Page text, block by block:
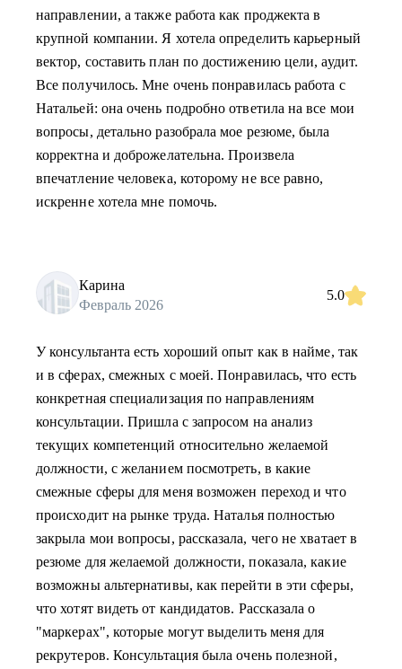
направлении, а также работа как проджекта в
крупной компании. Я хотела определить карьерный
вектор, составить план по достижению цели, аудит.
Все получилось. Мне очень понравилась работа с
Натальей: она очень подробно ответила на все мои
вопросы, детально разобрала мое резюме, была
корректна и доброжелательна. Произвела
впечатление человека, которому не все равно,
искренне хотела мне помочь.
Карина
Февраль 2026
5.0
У консультанта есть хороший опыт как в найме, так
и в сферах, смежных с моей. Понравилась, что есть
конкретная специализация по направлениям
консультации. Пришла с запросом на анализ
текущих компетенций относительно желаемой
должности, с желанием посмотреть, в какие
смежные сферы для меня возможен переход и что
происходит на рынке труда. Наталья полностью
закрыла мои вопросы, рассказала, чего не хватает в
резюме для желаемой должности, показала, какие
возможны альтернативы, как перейти в эти сферы,
что хотят видеть от кандидатов. Рассказала о
"маркерах", которые могут выделить меня для
рекрутеров. Консультация была очень полезной,